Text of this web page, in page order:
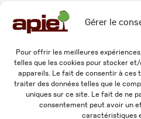
Gérer le
Pour offrir les meilleures
telles que les cookies pour stocker
appareils. Le fait de consentir à ces
traiter des données telles que le
uniques sur ce site. Le fait de ne
consentement peut avoir un
caractéristiques
Commandes
Adresses
Mes informations personnelles